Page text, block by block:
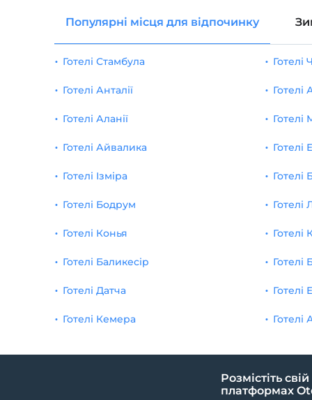
масштаб 1
Популярні місця для відпочинку
Готелі Стамбула
Готелі Анталії
Готелі Аланії
Готелі Айвалика
Готелі Ізміра
Готелі
Готелі
Готелі
Готелі
Готелі
Готелі Бодрум
Готелі Конья
Готелі Баликесір
Готелі Датча
Готелі Кемера
Готелі
Готелі
Готелі
Готелі
Готелі
Розмістіть
платформах